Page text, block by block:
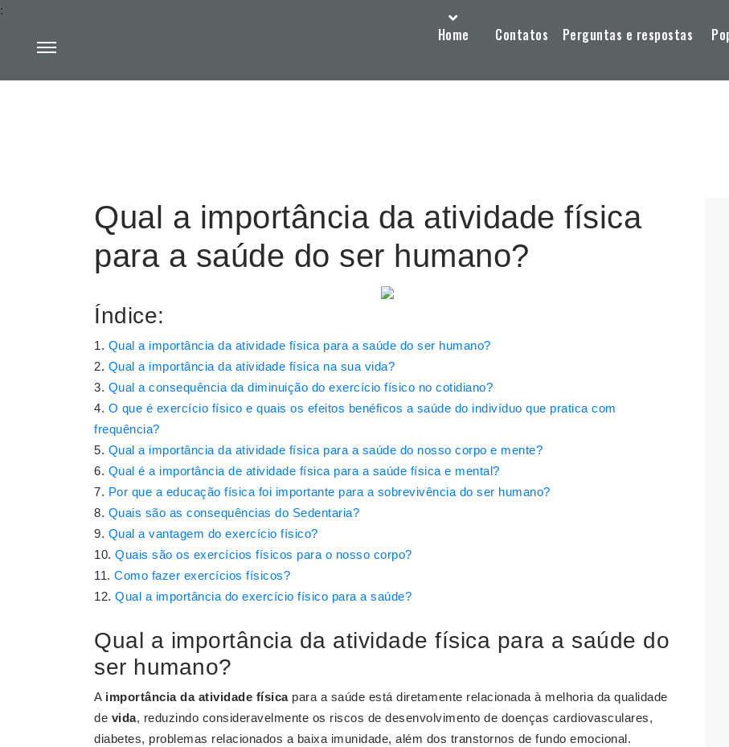
Home Contatos Perguntas e respostas
:
Qual a importância da atividade física
para a saúde do ser humano?
Índice:
Qual a importância da atividade física para a saúde do ser humano?
Qual a importância da atividade física na sua vida?
Qual a consequência da diminuição do exercício físico no cotidiano?
O que é exercício físico e quais os efeitos benéficos a saúde do indivíduo que pratica com
frequência?
Qual a importância da atividade física para a saúde do nosso corpo e mente?
Qual é a importância de atividade física para a saúde física e mental?
Por que a educação física foi importante para a sobrevivência do ser humano?
Quais são as consequências do Sedentaria?
Qual a vantagem do exercício físico?
Quais são os exercícios físicos para o nosso corpo?
Como fazer exercícios físicos?
Qual a importância do exercício físico para a saúde?
Qual a importância da atividade física para a saúde do
ser humano?
A importância da atividade físicapara a saúde está diretamente relacionada à melhoria da qualidade
de vida, reduzindo consideravelmente os riscos de desenvolvimento de doenças cardiovasculares,
diabetes, problemas relacionados a baixa imunidade, além dos transtornos de fundo emocional.